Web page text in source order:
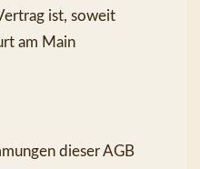
ist, soweit
am Main
dieser AGB